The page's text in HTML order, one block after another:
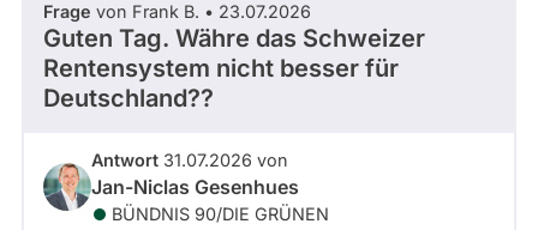
Frage von Frank B. • 23.07.2026
Guten Tag. Währe das Schweizer
Rentensystem nicht besser für
Deutschland??
Antwort 31.07.2026 von
Jan-Niclas Gesenhues
BÜNDNIS 90/­DIE GRÜNEN